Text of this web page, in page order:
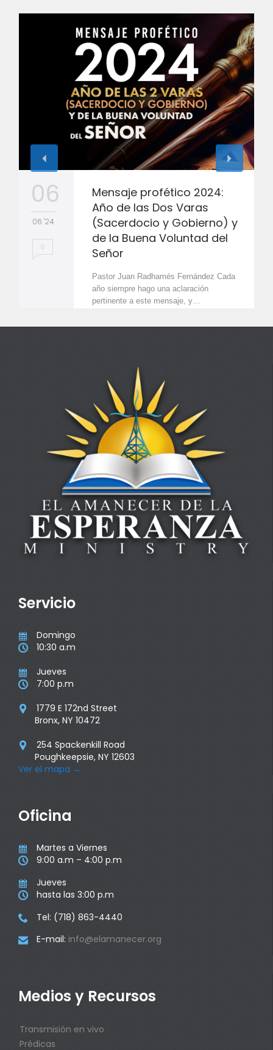
06
06 '24
0
Mensaje profético 2024:
Año de las Dos Varas
(Sacerdocio y Gobierno) y
de la Buena Voluntad del
Señor
Pastor Juan Radhamés Fernández Cada
año siempre hago una aclaración
pertinente a este mensaje, y…
Servicio
 Domingo
 10:30 a.m
 Jueves
 7:00 p.m

1779 E 172nd Street
Bronx, NY 10472

254 Spackenkill Road
Poughkeepsie, NY 12603
Ver el mapa →
Oficina
 Martes a Viernes
 9:00 a.m – 4:00 p.m
 Jueves
 hasta las 3:00 p.m
 Tel: (718) 863-4440
 E-mail: info@elamanecer.org
Medios y Recursos
Transmisión en vivo
Prédicas